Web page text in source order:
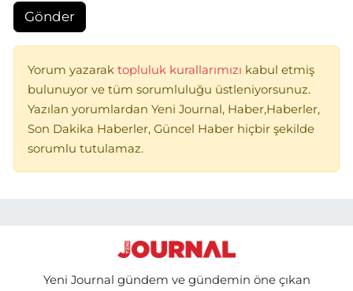
Gönder
Yorum yazarak topluluk kurallarımızı kabul etmiş
bulunuyor ve tüm sorumluluğu üstleniyorsunuz.
Yazılan yorumlardan Yeni Journal, Haber,Haberler,
Son Dakika Haberler, Güncel Haber hiçbir şekilde
sorumlu tutulamaz.
Yeni Journal gündem ve gündemin öne çıkan